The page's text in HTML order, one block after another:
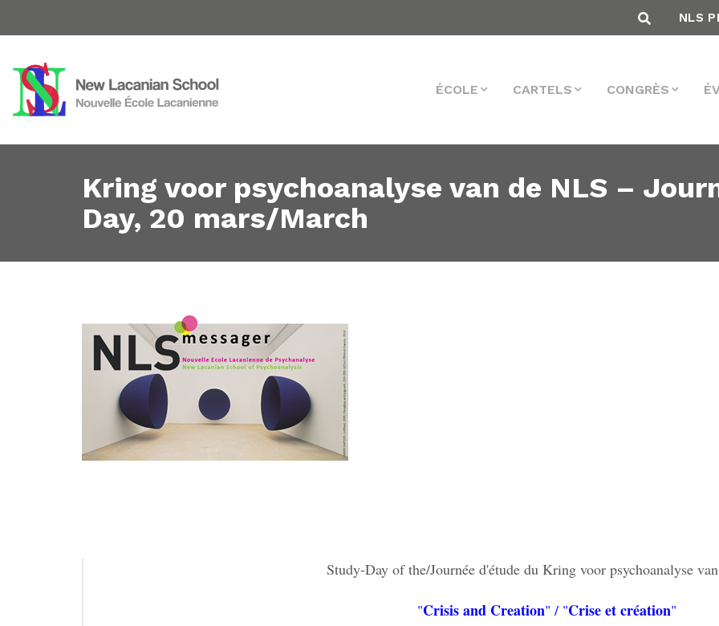
NLS
ÉCOLE CARTELS CONGRÈS
Kring voor psychoanalyse van de NLS –
Day, 20 mars/March
Study-Day of the/Journée d'étude du Kring voor psychoanalyse
"Crisis and Creation" / "Crise et création"